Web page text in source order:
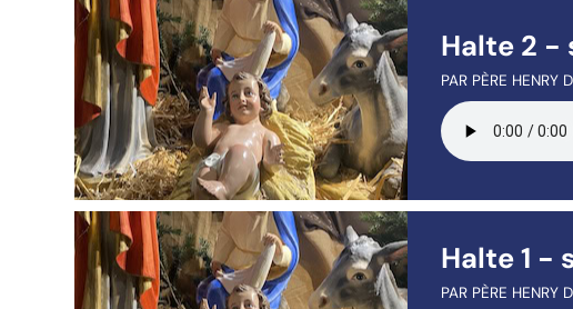
Halte 2 -
PAR PÈRE HENRY
Halte 1 -
PAR PÈRE HENRY